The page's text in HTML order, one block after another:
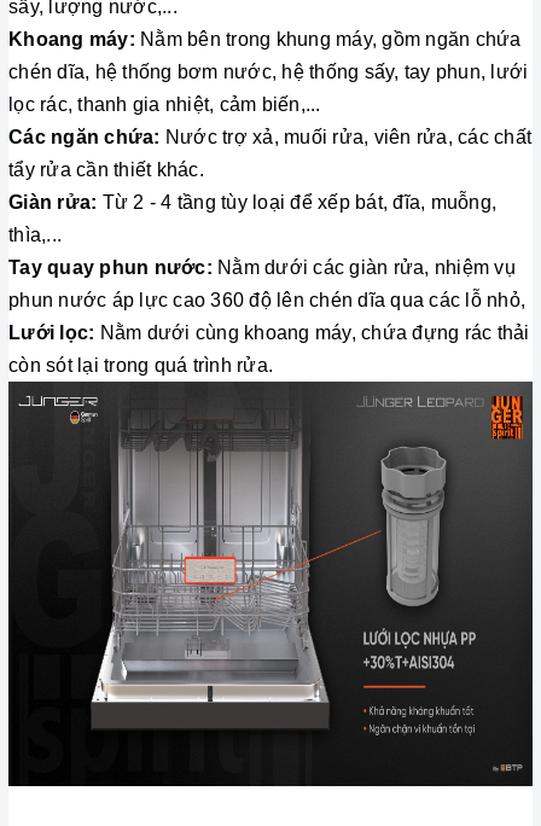
sấy, lượng nước,...
Khoang máy: Nằm bên trong khung máy, gồm ngăn chứa
chén dĩa, hệ thống bơm nước, hệ thống sấy, tay phun, lưới
lọc rác, thanh gia nhiệt, cảm biến,...
Các ngăn chứa: Nước trợ xả, muối rửa, viên rửa, các chất
tẩy rửa cần thiết khác.
Giàn rửa: Từ 2 - 4 tầng tùy loại để xếp bát, đĩa, muỗng,
thìa,...
Tay quay phun nước: Nằm dưới các giàn rửa, nhiệm vụ
phun nước áp lực cao 360 độ lên chén dĩa qua các lỗ nhỏ,
Lưới lọc: Nằm dưới cùng khoang máy, chứa đựng rác thải
còn sót lại trong quá trình rửa.